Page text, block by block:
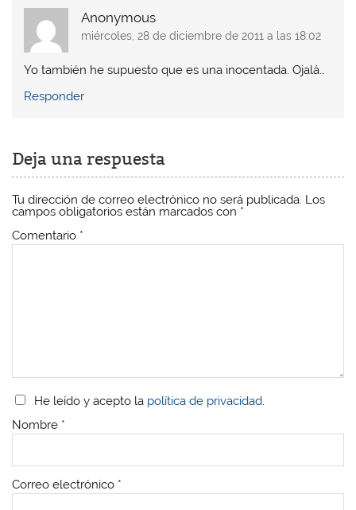
a
)
a
)Anonymous
miércoles, 28 de diciembre de 2011 a las 18:02
Yo también he supuesto que es una inocentada. Ojalá…
Responder
Deja una respuesta
Tu dirección de correo electrónico no será publicada. Los
campos obligatorios están marcados con *
Comentario *
He leído y acepto la política de privacidad.
Nombre *
Correo electrónico *